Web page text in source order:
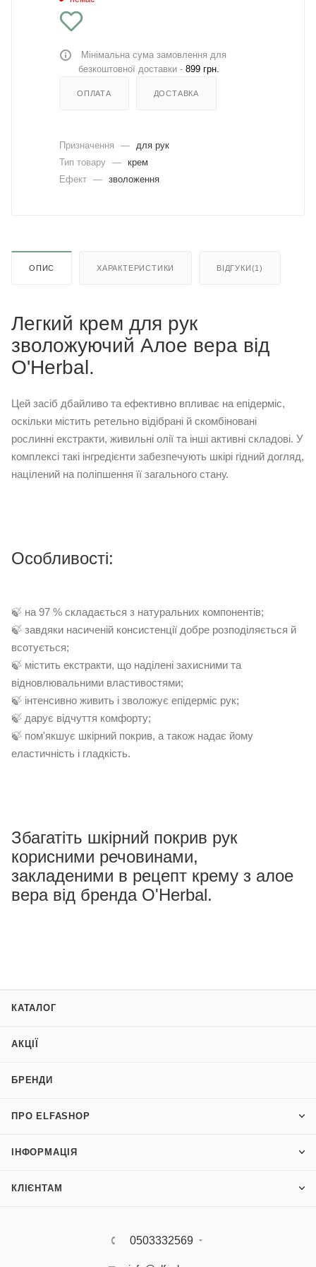
Мінімальна сума замовлення для
безкоштовної доставки - 899 грн.
ОПЛАТА ДОСТАВКА
Призначення —
для рук
Тип товару — крем
Ефект — зволоження
ОПИС ХАРАКТЕРИСТИКИ ВІДГУКИ(1)
Легкий крем для рук
зволожуючий Алое вера від
O'Herbal.
Цей засіб дбайливо та ефективно впливає на епідерміс,
оскільки містить ретельно відібрані й скомбіновані
рослинні екстракти, живильні олії та інші активні складові. У
комплексі такі інгредієнти забезпечують шкірі гідний догляд,
націлений на поліпшення її загального стану.
Особливості:
🍃 на 97 % складається з натуральних компонентів;
🍃 завдяки насиченій консистенції добре розподіляється й
всотується;
🍃 містить екстракти, що наділені захисними та
відновлювальними властивостями;
🍃 інтенсивно живить і зволожує епідерміс рук;
🍃 дарує відчуття комфорту;
🍃 пом'якшує шкірний покрив, а також надає йому
еластичність і гладкість.
Збагатіть шкірний покрив рук
корисними речовинами,
закладеними в рецепт крему з алое
вера від бренда O'Herbal.
КАТАЛОГ
АКЦІЇ
БРЕНДИ
ПРО ELFASHOP
ІНФОРМАЦІЯ
КЛІЄНТАМ
0503332569